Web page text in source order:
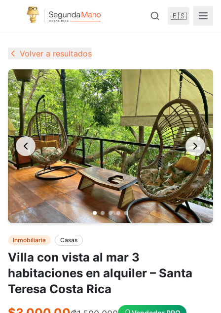
🇪🇸
Volver a resultados
Villa con vista al mar 3
habitaciones en alquiler – Santa
Teresa Costa Rica
Inmobiliaria Casas